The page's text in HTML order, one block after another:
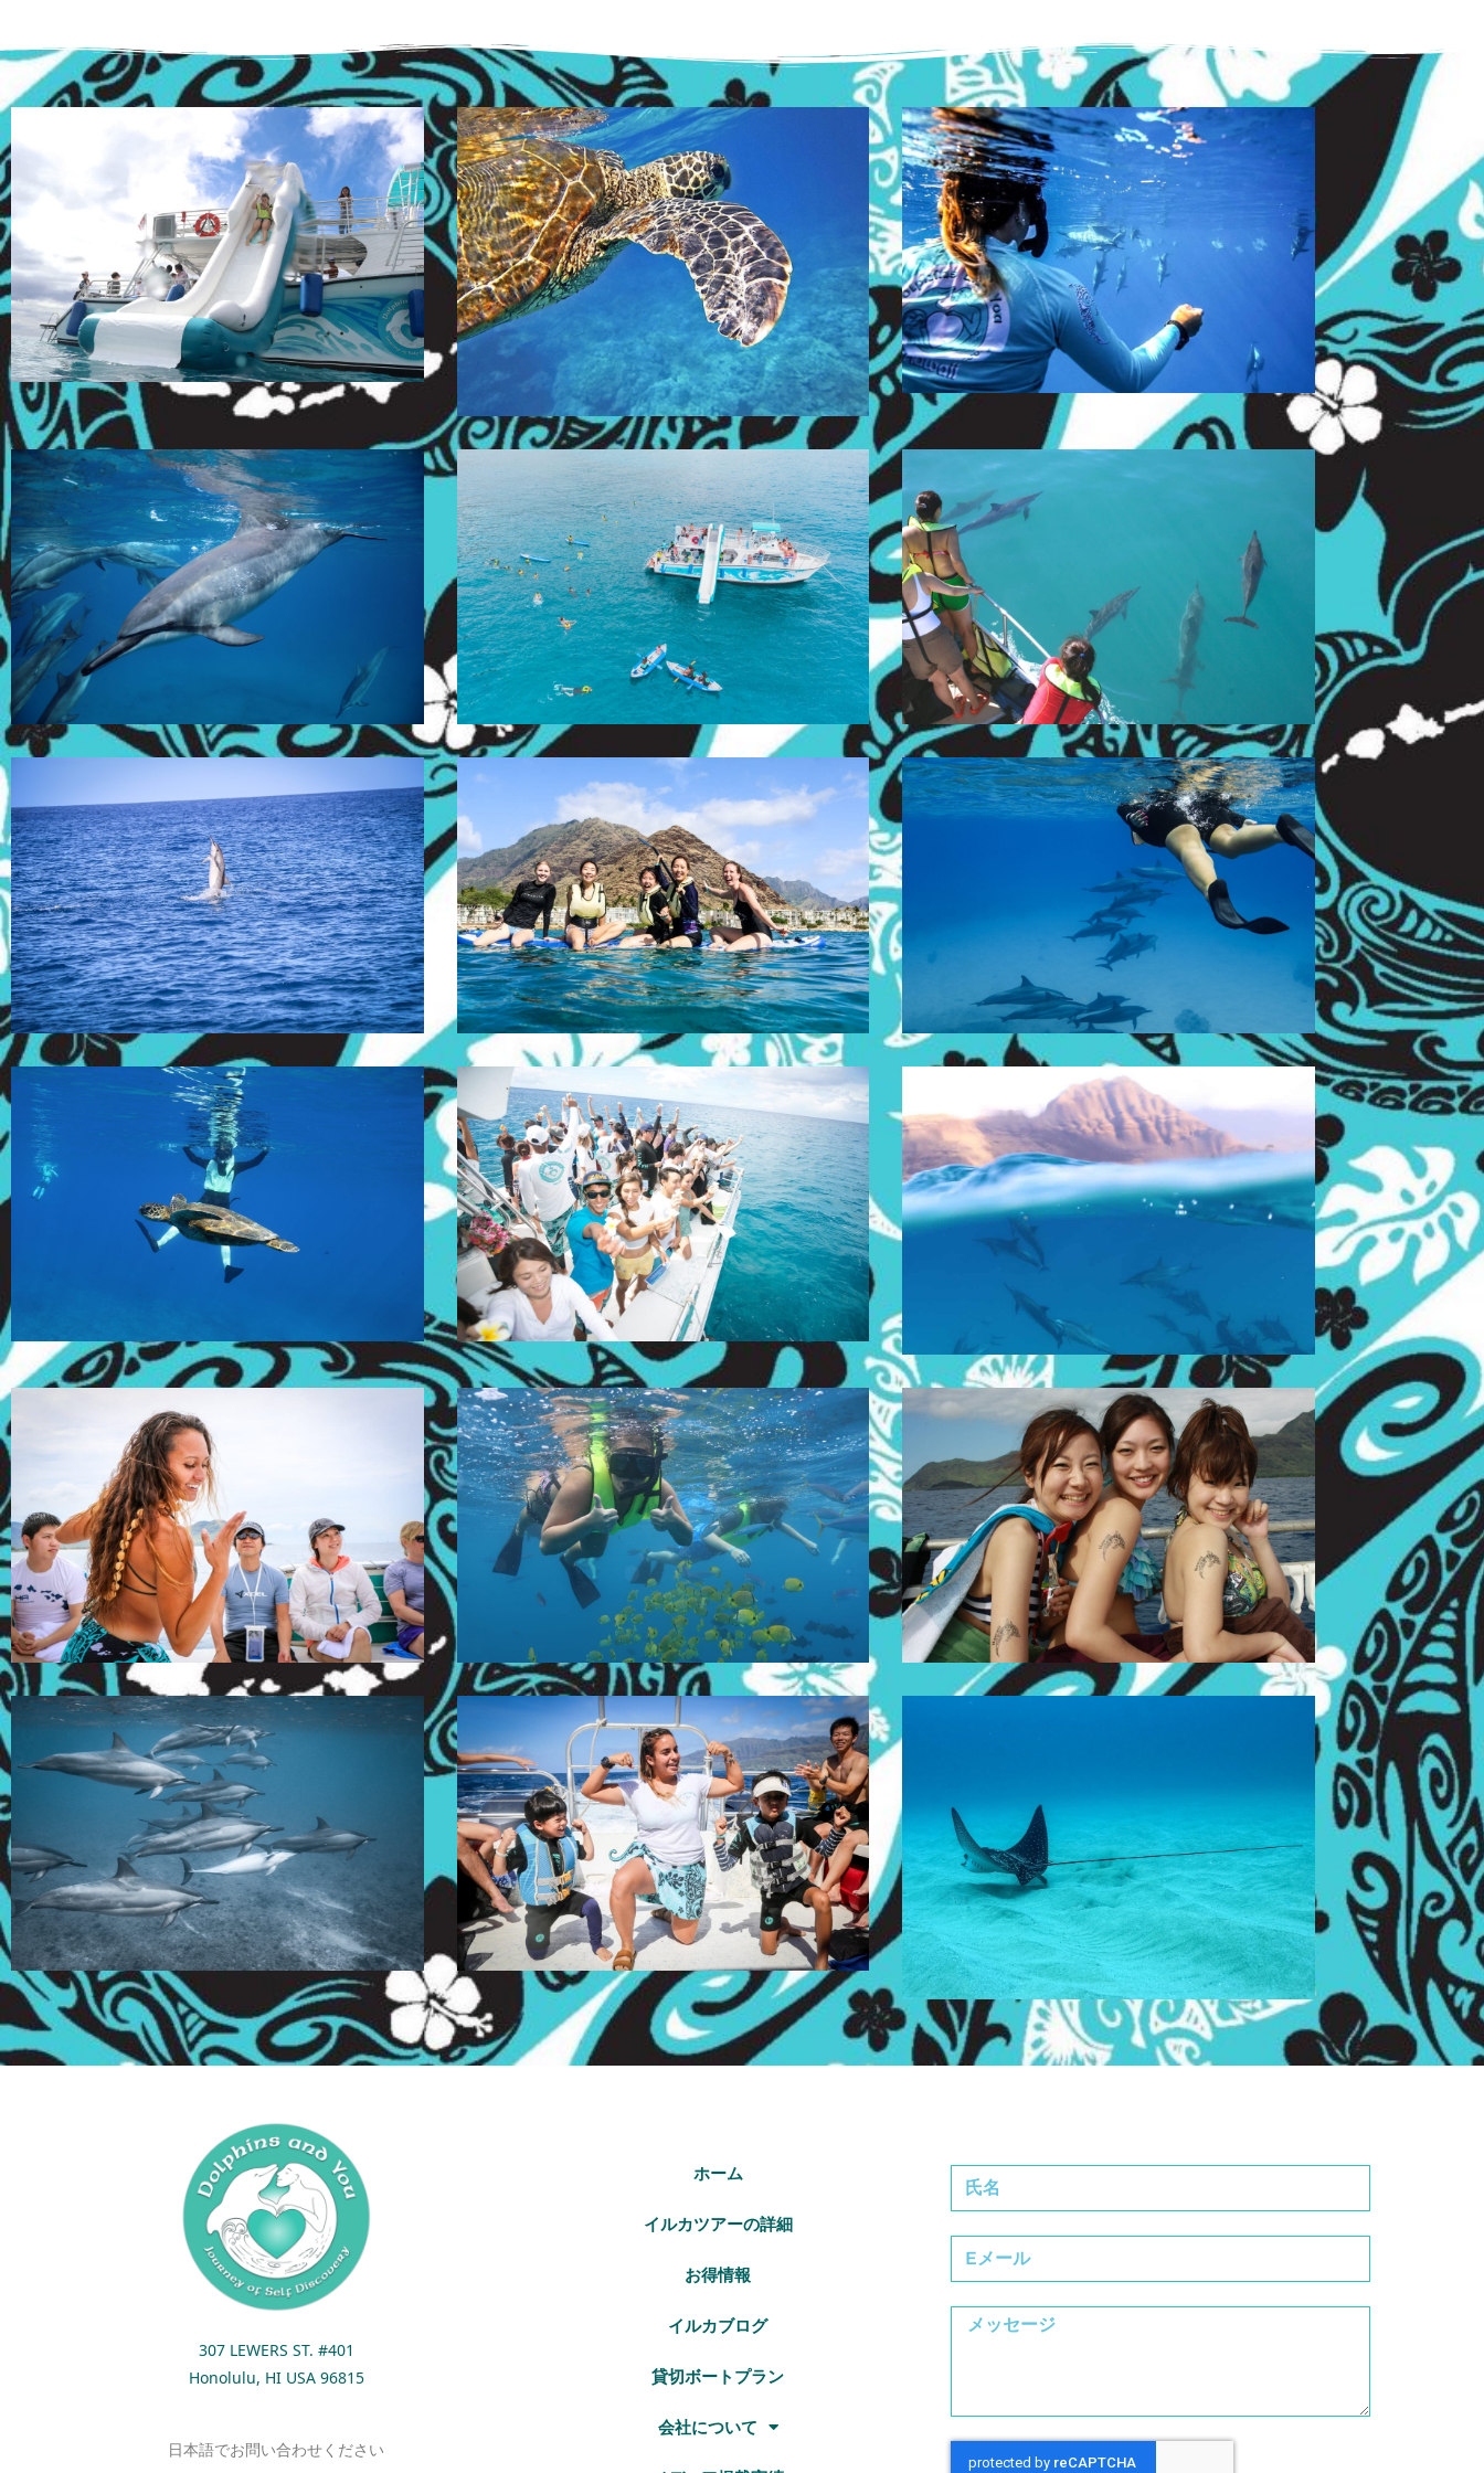
307 LEWERS ST. #401
Honolulu, HI USA 96815
日本語でお問い合わせください
ホーム
イルカツアーの詳細
お得情報
イルカブログ
貸切ボートプラン
会社について